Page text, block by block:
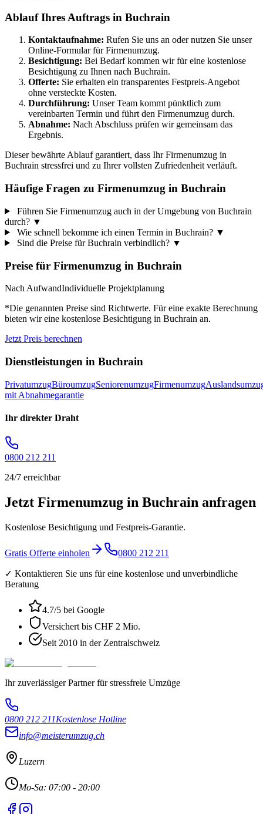
Ablauf Ihres Auftrags in Buchrain
Kontaktaufnahme: Rufen Sie uns an oder nutzen Sie unser
Online-Formular für Firmenumzug.
Besichtigung: Bei Bedarf kommen wir für eine kostenlose
Besichtigung zu Ihnen nach Buchrain.
Offerte: Sie erhalten ein transparentes Festpreis-Angebot
ohne versteckte Kosten.
Durchführung: Unser Team kommt pünktlich zum
vereinbarten Termin und führt den Firmenumzug durch.
Abnahme: Nach Abschluss prüfen wir gemeinsam das
Ergebnis.
Dieser bewährte Ablauf garantiert, dass Ihr Firmenumzug in
Buchrain stressfrei und zu Ihrer vollsten Zufriedenheit verläuft.
Häufige Fragen zu Firmenumzug in Buchrain
Führen Sie Firmenumzug auch in der Umgebung von Buchrain
durch? ▼
Wie schnell bekomme ich einen Termin in Buchrain? ▼
Sind die Preise für Buchrain verbindlich? ▼
Preise für Firmenumzug in Buchrain
Nach AufwandIndividuelle Projektplanung
*Die genannten Preise sind Richtwerte. Für eine exakte Berechnung
bieten wir eine kostenlose Besichtigung in Buchrain an.
Jetzt Preis berechnen
Dienstleistungen in Buchrain
PrivatumzugBüroumzugSeniorenumzugFirmenumzug
mit Abnahmegarantie
Ihr direkter Draht
0800 212 211
24/7 erreichbar
Jetzt Firmenumzug in Buchrain anfragen
Kostenlose Besichtigung und Festpreis-Garantie.
Gratis Offerte einholen 0800 212 211
✓ Kontaktieren Sie uns für eine kostenlose und unverbindliche
Beratung
4.7/5 bei Google
Versichert bis CHF 2 Mio.
Seit 2010 in der Zentralschweiz
Ihr zuverlässiger Partner für stressfreie Umzüge
0800 212 211Kostenlose Hotline
info@meisterumzug.ch
Luzern
Mo-Sa: 07:00 - 20:00